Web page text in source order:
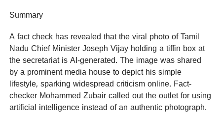
Summary
A fact check has revealed that the viral photo of Tamil
Nadu Chief Minister Joseph Vijay holding a tiffin box at
the secretariat is AI-generated. The image was shared
by a prominent media house to depict his simple
lifestyle, sparking widespread criticism online. Fact-
checker Mohammed Zubair called out the outlet for using
artificial intelligence instead of an authentic photograph.